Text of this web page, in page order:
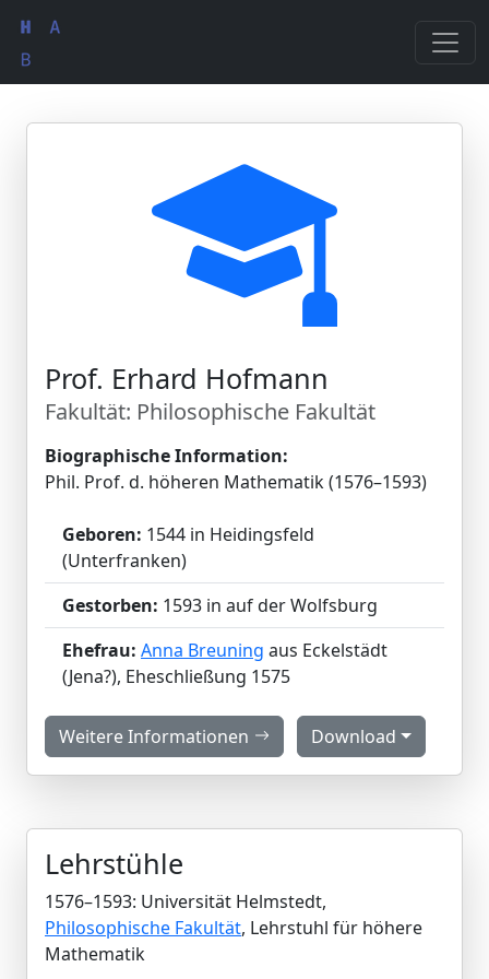
Prof. Erhard Hofmann
Fakultät: Philosophische Fakultät
Biographische Information:
Phil. Prof. d. höheren Mathematik (1576–1593)
Geboren: 1544 in Heidingsfeld
(Unterfranken)
Gestorben: 1593 in auf der Wolfsburg
Ehefrau: Anna Breuning aus Eckelstädt
(Jena?), Eheschließung 1575
Weitere Informationen Download
Lehrstühle
1576–1593: Universität Helmstedt,
Philosophische Fakultät, Lehrstuhl für höhere
Mathematik